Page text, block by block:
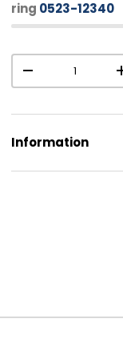
ring 0523-12340
Antal
-
Information